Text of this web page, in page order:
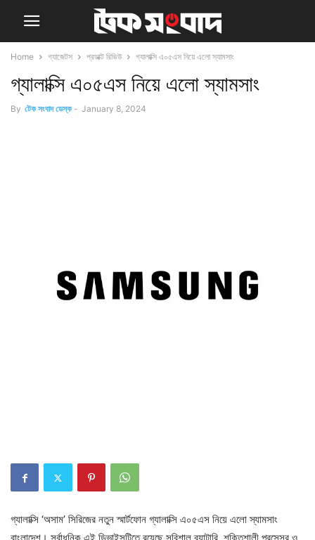
Home গ্যাজেটস প্রডাক্ট রিভিউ গ্যালাক্সি এ০৫এস নিয়ে এলো স্যামসাং
গ্যালাক্সি এ০৫এস নিয়ে এলো স্যামসাং
By টেক সংবাদ ডেস্ক - January 8, 2024
গ্যালাক্সি ‘অসাম’ সিরিজের নতুন স্মার্টফোন গ্যালাক্সি এ০৫এস নিয়ে এলো স্যামসাং